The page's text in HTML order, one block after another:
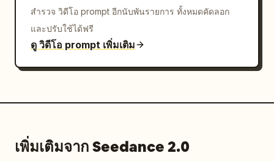
สำรวจ วิดีโอ prompt อีกนับพันรายการ ทั้งหมดคัดลอก
และปรับใช้ได้ฟรี
ดู วิดีโอ prompt เพิ่มเติม
เพิ่มเติมจาก Seedance 2.0